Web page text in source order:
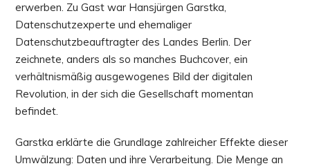
erwerben. Zu Gast war Hansjürgen Garstka,
Datenschutzexperte und ehemaliger
Datenschutzbeauftragter des Landes Berlin. Der
zeichnete, anders als so manches Buchcover, ein
verhältnismäßig ausgewogenes Bild der digitalen
Revolution, in der sich die Gesellschaft momentan
befindet.
Garstka erklärte die Grundlage zahlreicher Effekte dieser
Umwälzung: Daten und ihre Verarbeitung. Die Menge an